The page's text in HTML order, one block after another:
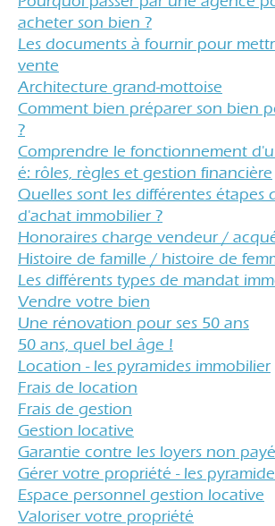
acheter son bien ?
les documents à fournir pour mettre son bien en
vente
architecture grand-mottoise
comment bien préparer son bien pour une visite
?
comprendre le fonctionnement d'une copropriét
é: rôles, règles et gestion financière
quelles sont les différentes étapes d'un processus
d'achat immobilier ?
honoraires charge vendeur /
histoire de famille / histoire de
les différents types de mandat
vendre votre bien
une rénovation pour ses 50 ans
50 ans, quel bel âge !
location - les pyramides immobilier
frais de location
frais de gestion
gestion locative
garantie contre les loyers non
gérer votre propriété - les
espace personnel gestion locative
valoriser votre propriété